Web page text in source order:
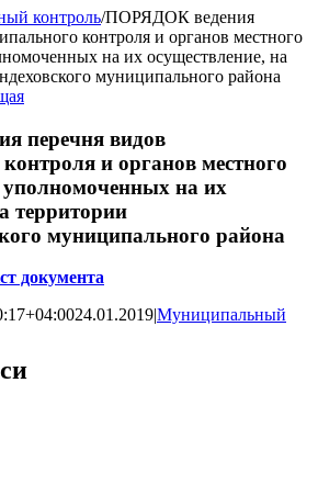
контроль/ПОРЯДОК ведения
контроля и органов местного
на их осуществление, на
муниципального района
перечня видов
и органов местного
на их
территории
муниципального района
документа
24.01.2019|Муниципальный